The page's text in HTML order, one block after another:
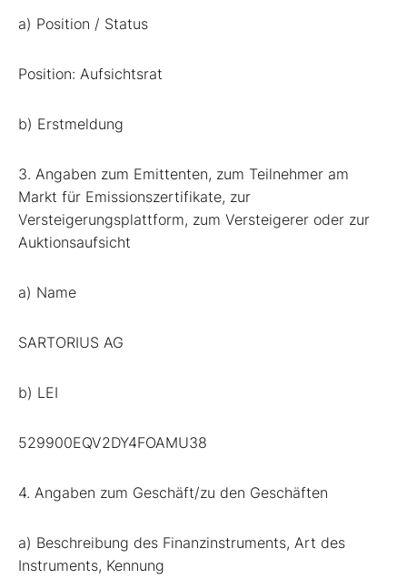
a) Position / Status
Position: Aufsichtsrat
b) Erstmeldung
3. Angaben zum Emittenten, zum Teilnehmer am
Markt für Emissionszertifikate, zur
Versteigerungsplattform, zum Versteigerer oder zur
Auktionsaufsicht
a) Name
SARTORIUS AG
b) LEI
529900EQV2DY4FOAMU38
4. Angaben zum Geschäft/zu den Geschäften
a) Beschreibung des Finanzinstruments, Art des
Instruments, Kennung